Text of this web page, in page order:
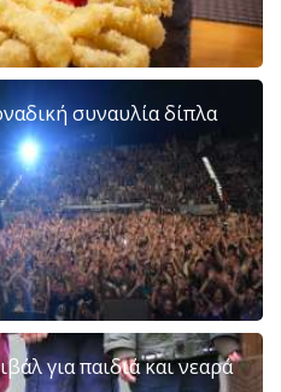
συναυλία δίπλα
για παιδιά και νεαρά